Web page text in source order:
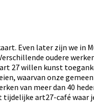
Even later zijn we in
oudere
27 willen kunst
waarvan onze
van meer dan 40
tijdelijke art27-café waar